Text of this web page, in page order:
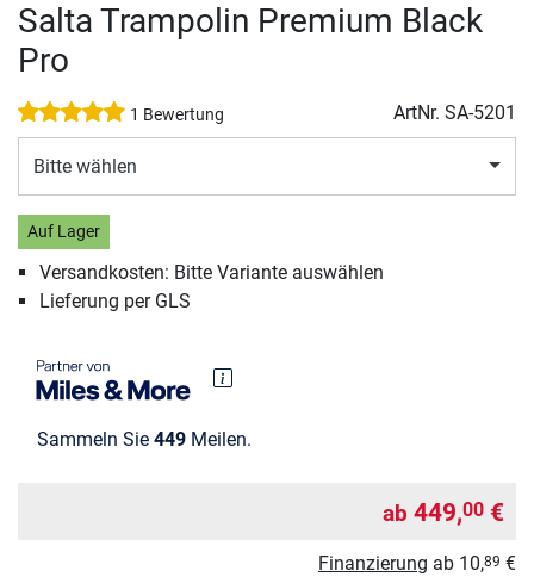
Salta Trampolin Premium Black
Pro
1 Bewertung ArtNr. SA-5201
Bitte wählen
Auf Lager
Versandkosten: Bitte Variante auswählen
Lieferung per GLS
Sammeln Sie 449 Meilen.
ab 449,00 €
Finanzierung ab 10,89 €